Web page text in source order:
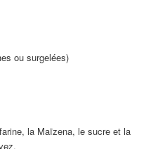
ou surgelées)
la Maïzena, le sucre et la